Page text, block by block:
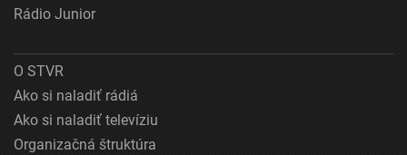
Rádio Junior
O STVR
Ako si naladiť rádiá
Ako si naladiť televíziu
Organizačná štruktúra